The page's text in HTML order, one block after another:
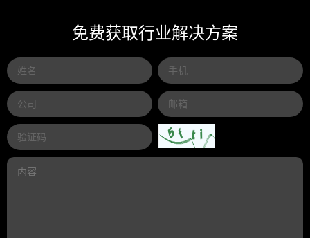
免费获取行业解决方案